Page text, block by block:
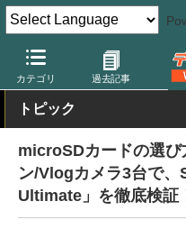
カテゴリ 過去記事
デジカメ Watch 撮影用品
トピック
microSDカードの選び
ン/Vlogカメラ3台で
Ultimate」を徹底検証